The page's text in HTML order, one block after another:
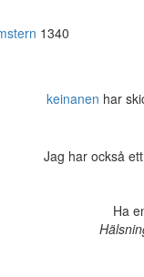
1340
keinanen har
Jag har också
Ha